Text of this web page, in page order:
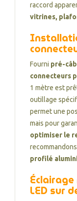
raccord
vitrines,
Fourni pré-
connecteurs
1 mètre est
outillage
permet une
mais pour
optimiser le
profilé
LED sur